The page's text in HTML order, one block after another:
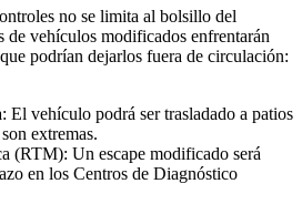
no se limita al bolsillo del
de vehículos modificados enfrentarán
podrían dejarlos fuera de circulación:
: El vehículo podrá ser trasladado a patios
extremas.
(RTM): Un escape modificado será
en los Centros de Diagnóstico